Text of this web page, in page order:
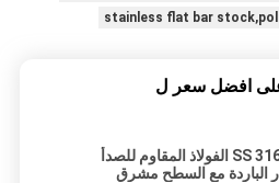
stainless flat bar
افضل سعر ل
توالت SS 316 الفولاذ المقاوم للصدأ
الباردة مع السطح مشرق